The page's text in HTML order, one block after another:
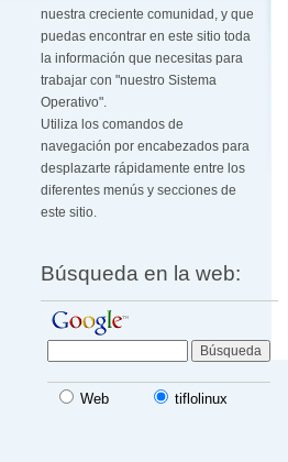
nuestra creciente comunidad, y que
puedas encontrar en este sitio toda
la información que necesitas para
trabajar con "nuestro Sistema
Operativo".
Utiliza los comandos de
navegación por encabezados para
desplazarte rápidamente entre los
diferentes menús y secciones de
este sitio.
Búsqueda en la web:
Web tiflolinux